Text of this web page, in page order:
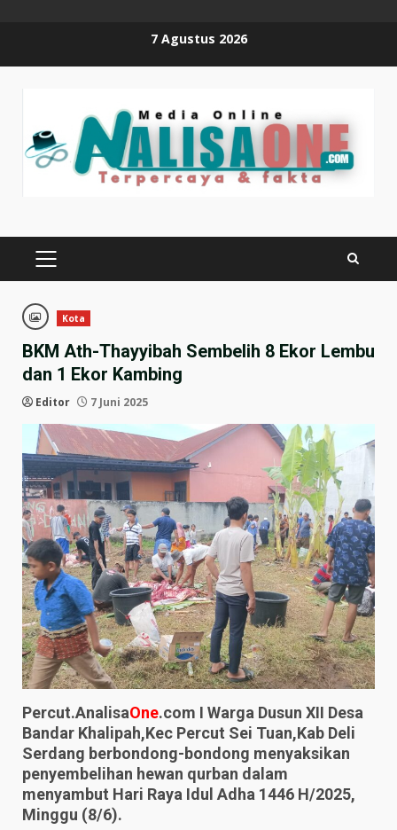
7 Agustus 2026
PRIMARY
Kota
BKM Ath-Thayyibah Sembelih 8 Ekor Lembu
dan 1 Ekor Kambing
Editor 7 Juni 2025
Percut.AnalisaOne.com I Warga Dusun XII Desa
Bandar Khalipah,Kec Percut Sei Tuan,Kab Deli
Serdang berbondong-bondong menyaksikan
penyembelihan hewan qurban dalam
menyambut Hari Raya Idul Adha 1446 H/2025,
Minggu (8/6).